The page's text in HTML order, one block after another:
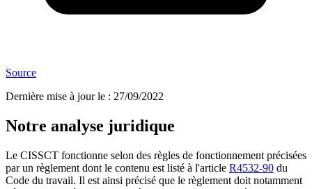
Source
Dernière mise à jour le : 27/09/2022
Notre analyse juridique
Le CISSCT fonctionne selon des règles de fonctionnement précisées
par un règlement dont le contenu est listé à l'article R4532-90 du
Code du travail. Il est ainsi précisé que le règlement doit notamment